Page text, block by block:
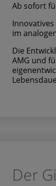
Ab sofort
im
Die
AMG und
Der